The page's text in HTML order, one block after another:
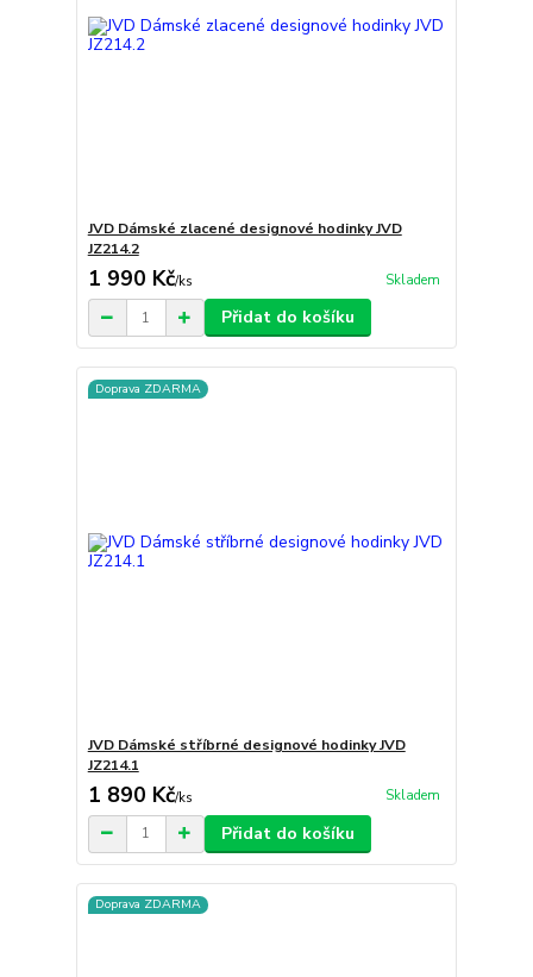
JVD Dámské zlacené designové hodinky JVD
JZ214.2
1 990 Kč/ks Skladem
Přidat do košíku
Doprava ZDARMA
JVD Dámské stříbrné designové hodinky JVD
JZ214.1
1 890 Kč/ks Skladem
Přidat do košíku
Doprava ZDARMA